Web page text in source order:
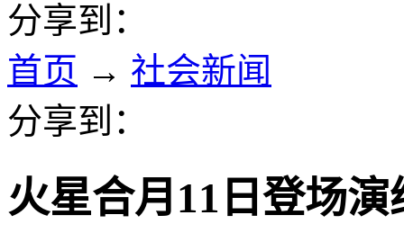
分享到：
首页 → 社会新闻
分享到：
火星合月11日登场